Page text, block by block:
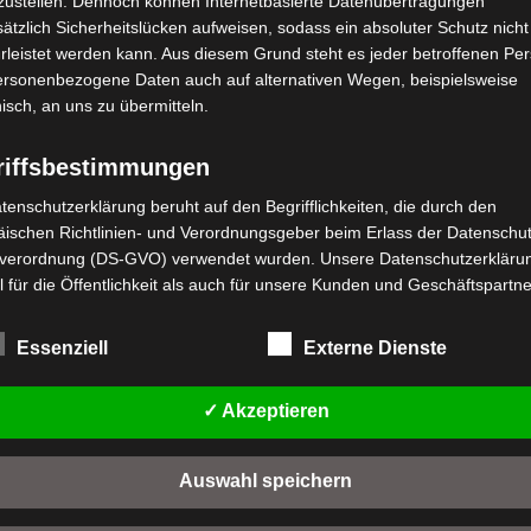
Versand
NEO
€ *
IN DEN WARENKORB
NEO
Kostenloser Versand
VM4 NEO LENKER
Bewertet
5
IN DEN WARENKORB
Sicherheitslücken aufweisen, sodass ein absoluter Schutz nicht
werden kann. Aus diesem Grund steht es jeder betroffenen
Daten auch auf alternativen Wegen, beispielsweise
an uns zu übermitteln.
beruht auf den Begrifflichkeiten, die durch den
Richtlinien- und Verordnungsgeber beim Erlass der
(DS-GVO) verwendet wurden. Unsere
für die Öffentlichkeit als auch für unsere Kunden und
Begrifflichkeiten erläutern.
a) personenbezogene Daten
Personenbezogene Daten sind alle Informationen, die sich auf eine
Essenziell Externe Dienste
✓ Akzeptieren
Auswahl speichern